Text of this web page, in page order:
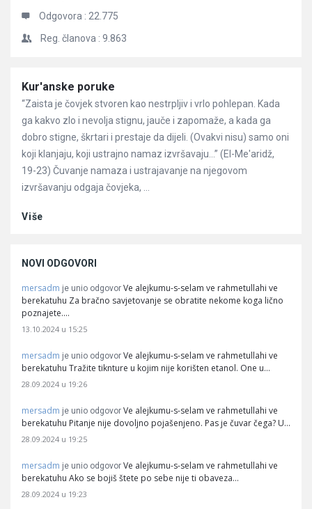
Odgovora : 22.775
Reg. članova : 9.863
Članci
Kur'anske poruke
“Zaista je čovjek stvoren kao nestrpljiv i vrlo pohlepan. Kada
ga kakvo zlo i nevolja stignu, jauče i zapomaže, a kada ga
dobro stigne, škrtari i prestaje da dijeli. (Ovakvi nisu) samo oni
koji klanjaju, koji ustrajno namaz izvršavaju…” (El-Me'aridž,
19-23) Čuvanje namaza i ustrajavanje na njegovom
izvršavanju odgaja čovjeka, ...
Više
NOVI ODGOVORI
mersadm je unio odgovor Ve alejkumu-s-selam ve rahmetullahi ve
berekatuhu Za bračno savjetovanje se obratite nekome koga lično
poznajete.…
13.10.2024 u 15:25
mersadm je unio odgovor Ve alejkumu-s-selam ve rahmetullahi ve
berekatuhu Tražite tiknture u kojim nije korišten etanol. One u…
28.09.2024 u 19:26
mersadm je unio odgovor Ve alejkumu-s-selam ve rahmetullahi ve
berekatuhu Pitanje nije dovoljno pojašenjeno. Pas je čuvar čega? U…
28.09.2024 u 19:25
mersadm je unio odgovor Ve alejkumu-s-selam ve rahmetullahi ve
berekatuhu Ako se bojiš štete po sebe nije ti obaveza…
28.09.2024 u 19:23